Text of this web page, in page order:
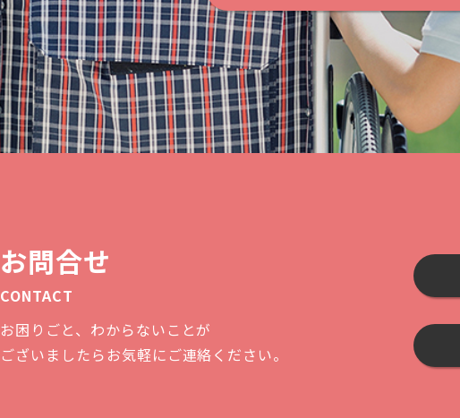
お問合せ
CONTACT
お困りごと、わからないことが
ございましたらお気軽にご連絡ください。